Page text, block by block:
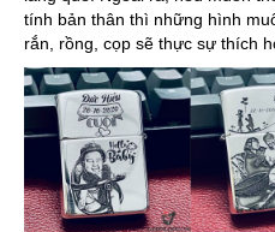
tính bản thân thì những hình
rắn, rồng, cọp sẽ thực sự thích